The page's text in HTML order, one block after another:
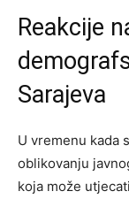
Reakcije
Sarajeva
U vremenu kada
oblikovanju
koja može